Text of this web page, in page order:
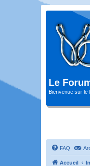
Le
Bienvenue sur le
FAQ
Accueil